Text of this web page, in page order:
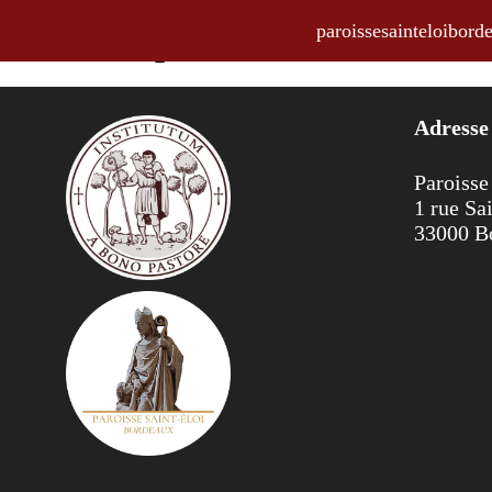
Annonces pour la semaine du
Adresse
1 rue
33000